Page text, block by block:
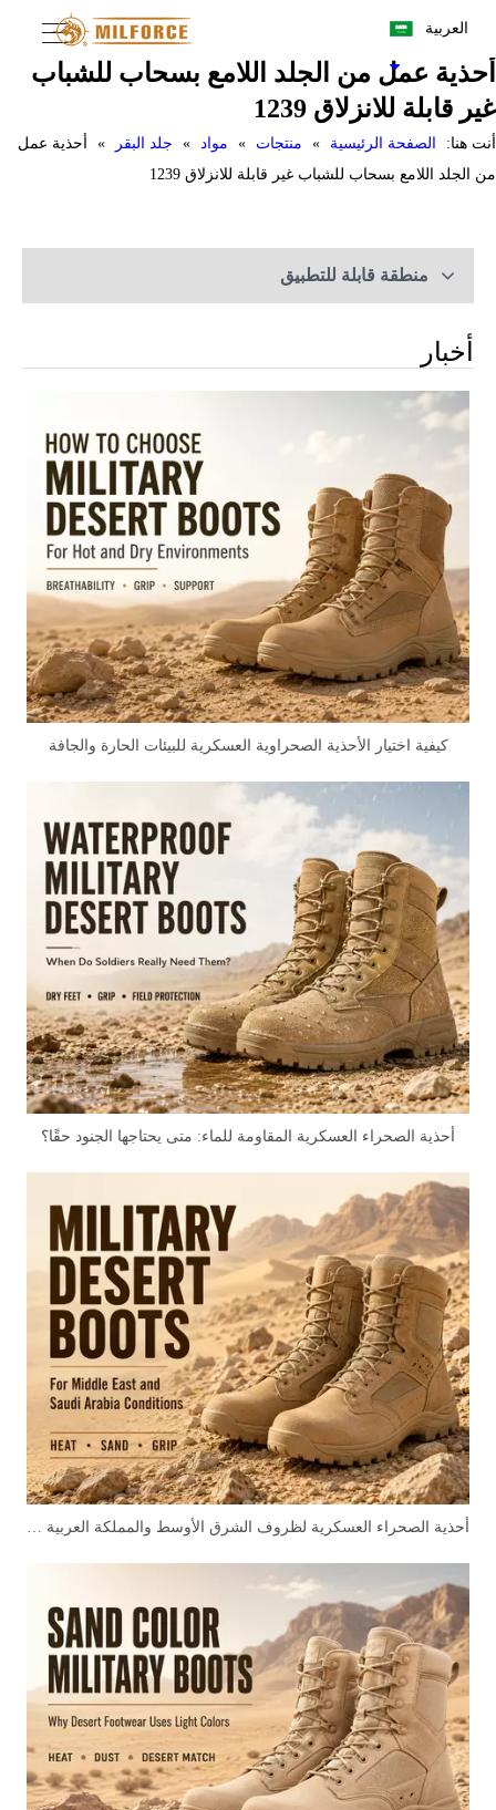
العربية
أحذية عمل من الجلد اللامع بسحاب للشباب
غير قابلة للانزلاق 1239
أنت هنا: الصفحة الرئيسية » منتجات » مواد » جلد البقر »
أحذية عمل
من الجلد اللامع بسحاب للشباب غير قابلة للانزلاق 1239
منطقة قابلة للتطبيق
أخبار
كيفية اختيار الأحذية الصحراوية العسكرية للبيئات الحارة والجافة
أحذية الصحراء العسكرية المقاومة للماء: متى يحتاجها الجنود حقًا؟
أحذية الصحراء العسكرية لظروف الشرق الأوسط والمملكة العربية السعودية